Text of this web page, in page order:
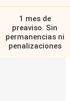
1 mes de
preaviso. Sin
permanencias ni
penalizaciones